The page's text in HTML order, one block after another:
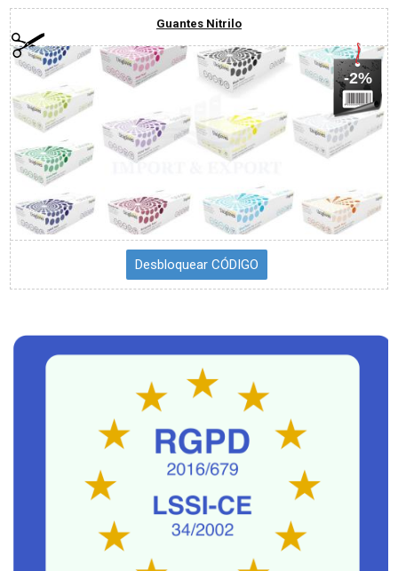
Guantes Nitrilo
-2%